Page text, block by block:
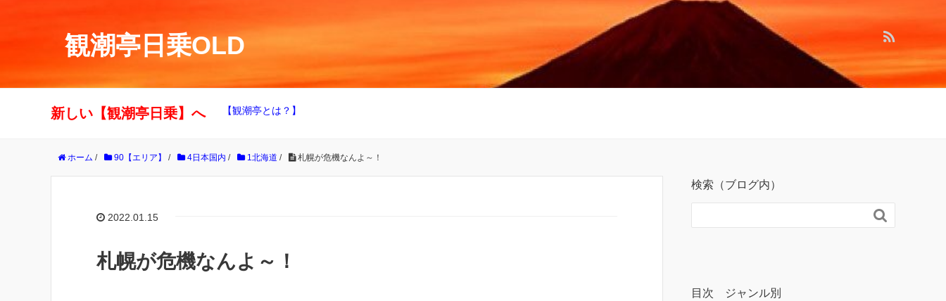
観潮亭日乗OLD
新しい【観潮亭日乗】へ 【観潮亭とは？】
ホーム / 90【エリア】 / 4日本国内 / 1北海道 / 札幌が危機なんよ～！
2022.01.15
札幌が危機なんよ～！
検索（ブログ内）

目次 ジャンル別